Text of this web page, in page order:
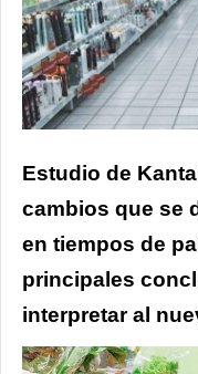
Estudio de
cambios que se
en tiempos de
principales
interpretar al